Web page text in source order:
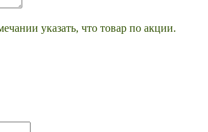
указать, что товар по акции.